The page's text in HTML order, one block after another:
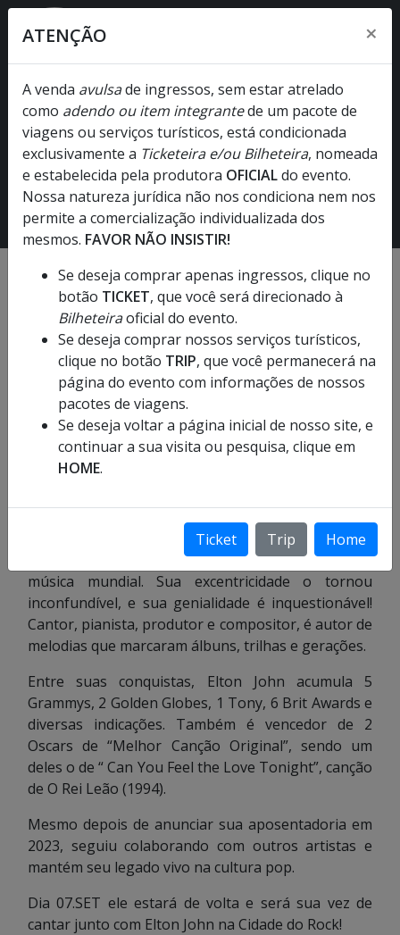
Rock in Rio | Elton John
07/09/2026- Segunda-feira
Parque Olímpico - Rio de Janeiro - RJ
► Não recomendado para menores de dezesseis anos. •
Sujeito a alteração Judicial!
https://rockinrio.com/rio/pt-br/home/
Elton John é um dos nomes mais lendários da
música mundial. Sua excentricidade o tornou
inconfundível, e sua genialidade é inquestionável!
Cantor, pianista, produtor e compositor, é autor de
melodias que marcaram álbuns, trilhas e gerações.
Entre suas conquistas, Elton John acumula 5
Grammys, 2 Golden Globes, 1 Tony, 6 Brit Awards e
diversas indicações. Também é vencedor de 2
Oscars de “Melhor Canção Original”, sendo um
deles o de “ Can You Feel the Love Tonight”, canção
de O Rei Leão (1994).
Mesmo depois de anunciar sua aposentadoria em
2023, seguiu colaborando com outros artistas e
mantém seu legado vivo na cultura pop.
Dia 07.SET ele estará de volta e será sua vez de
cantar junto com Elton John na Cidade do Rock!
ATENÇÃO ×
A venda avulsade ingressos, sem estar atrelado
como adendo ou item integrantede um pacote de
viagens ou serviços turísticos, está condicionada
exclusivamente a Ticketeira e/ou Bilheteira, nomeada
e estabelecida pela produtora OFICIALdo evento.
Nossa natureza jurídica não nos condiciona nem nos
permite a comercialização individualizada dos
mesmos. FAVOR NÃO INSISTIR!
Se deseja comprar apenas ingressos, clique no
botão TICKET, que você será direcionado à
Bilheteiraoficial do evento.
Se deseja comprar nossos serviços turísticos,
clique no botão TRIP, que você permanecerá na
página do evento com informações de nossos
pacotes de viagens.
Se deseja voltar a página inicial de nosso site, e
continuar a sua visita ou pesquisa, clique em
HOME.
Ticket Trip Home